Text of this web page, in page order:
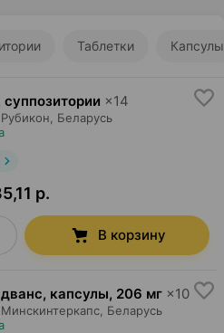
Таблетки Капсулы
×14
Рубикон , Беларусь
р.
В корзину
капсулы, 206 мг ×10
Минскинтеркапс , Беларусь